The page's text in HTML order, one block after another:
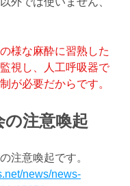
様な麻酔に習熟した
視し、人工呼吸器で
が必要だからです。
の注意喚起
注意喚起です。
news/news-